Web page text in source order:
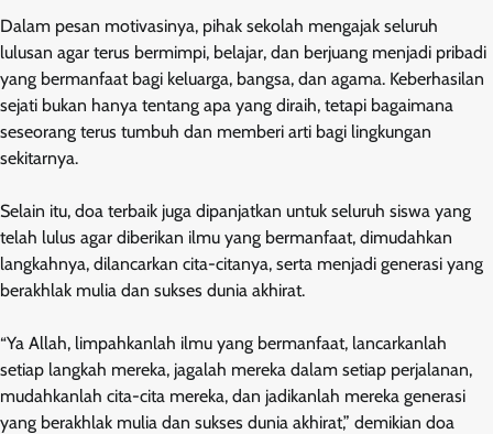
Dalam pesan motivasinya, pihak sekolah mengajak seluruh
lulusan agar terus bermimpi, belajar, dan berjuang menjadi pribadi
yang bermanfaat bagi keluarga, bangsa, dan agama. Keberhasilan
sejati bukan hanya tentang apa yang diraih, tetapi bagaimana
seseorang terus tumbuh dan memberi arti bagi lingkungan
sekitarnya.
Selain itu, doa terbaik juga dipanjatkan untuk seluruh siswa yang
telah lulus agar diberikan ilmu yang bermanfaat, dimudahkan
langkahnya, dilancarkan cita-citanya, serta menjadi generasi yang
berakhlak mulia dan sukses dunia akhirat.
“Ya Allah, limpahkanlah ilmu yang bermanfaat, lancarkanlah
setiap langkah mereka, jagalah mereka dalam setiap perjalanan,
mudahkanlah cita-cita mereka, dan jadikanlah mereka generasi
yang berakhlak mulia dan sukses dunia akhirat,” demikian doa